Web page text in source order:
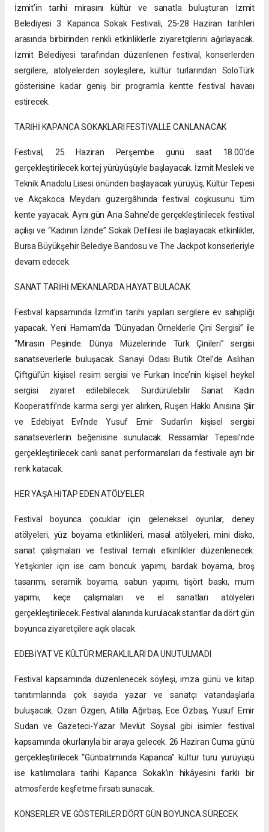
İzmit’in tarihi mirasını kültür ve sanatla buluşturan İzmit
Belediyesi 3. Kapanca Sokak Festivali, 25-28 Haziran tarihleri
arasında birbirinden renkli etkinliklerle ziyaretçilerini ağırlayacak.
İzmit Belediyesi tarafından düzenlenen festival, konserlerden
sergilere, atölyelerden söyleşilere, kültür turlarından SoloTürk
gösterisine kadar geniş bir programla kentte festival havası
estirecek.
TARİHİ KAPANCA SOKAKLARI FESTİVALLE CANLANACAK
Festival, 25 Haziran Perşembe günü saat 18.00’de
gerçekleştirilecek kortej yürüyüşüyle başlayacak. İzmit Mesleki ve
Teknik Anadolu Lisesi önünden başlayacak yürüyüş, Kültür Tepesi
ve Akçakoca Meydanı güzergâhında festival coşkusunu tüm
kente yayacak. Aynı gün Ana Sahne’de gerçekleştirilecek festival
açılışı ve “Kadının İzinde” Sokak Defilesi ile başlayacak etkinlikler,
Bursa Büyükşehir Belediye Bandosu ve The Jackpot konserleriyle
devam edecek.
SANAT TARİHİ MEKANLARDA HAYAT BULACAK
Festival kapsamında İzmit’in tarihi yapıları sergilere ev sahipliği
yapacak. Yeni Hamam’da “Dünyadan Örneklerle Çini Sergisi” ile
“Mirasın Peşinde: Dünya Müzelerinde Türk Çinileri” sergisi
sanatseverlerle buluşacak. Sanayi Odası Butik Otel’de Aslıhan
Çiftgül’ün kişisel resim sergisi ve Furkan İnce’nin kişisel heykel
sergisi ziyaret edilebilecek. Sürdürülebilir Sanat Kadın
Kooperatifi’nde karma sergi yer alırken, Ruşen Hakkı Anısına Şiir
ve Edebiyat Evi’nde Yusuf Emir Sudan’ın kişisel sergisi
sanatseverlerin beğenisine sunulacak. Ressamlar Tepesi’nde
gerçekleştirilecek canlı sanat performansları da festivale ayrı bir
renk katacak.
HER YAŞA HİTAP EDEN ATÖLYELER
Festival boyunca çocuklar için geleneksel oyunlar, deney
atölyeleri, yüz boyama etkinlikleri, masal atölyeleri, mini disko,
sanat çalışmaları ve festival temalı etkinlikler düzenlenecek.
Yetişkinler için ise cam boncuk yapımı, bardak boyama, broş
tasarımı, seramik boyama, sabun yapımı, tişört baskı, mum
yapımı, keçe çalışmaları ve el sanatları atölyeleri
gerçekleştirilecek. Festival alanında kurulacak stantlar da dört gün
boyunca ziyaretçilere açık olacak.
EDEBİYAT VE KÜLTÜR MERAKLILARI DA UNUTULMADI
Festival kapsamında düzenlenecek söyleşi, imza günü ve kitap
tanıtımlarında çok sayıda yazar ve sanatçı vatandaşlarla
buluşacak. Ozan Özgen, Atilla Ağırbaş, Ece Özbaş, Yusuf Emir
Sudan ve Gazeteci-Yazar Mevlüt Soysal gibi isimler festival
kapsamında okurlarıyla bir araya gelecek. 26 Haziran Cuma günü
gerçekleştirilecek “Günbatımında Kapanca” kültür turu yürüyüşü
ise katılımcılara tarihi Kapanca Sokak’ın hikâyesini farklı bir
atmosferde keşfetme fırsatı sunacak.
KONSERLER VE GÖSTERİLER DÖRT GÜN BOYUNCA SÜRECEK